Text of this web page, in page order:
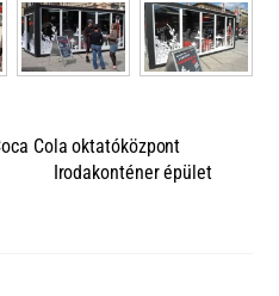
Cola oktatóközpont
Irodakonténer épület